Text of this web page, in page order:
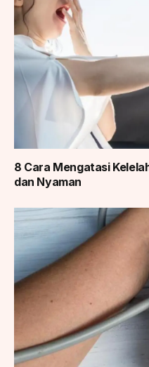
8 Cara Mengatasi
dan Nyaman